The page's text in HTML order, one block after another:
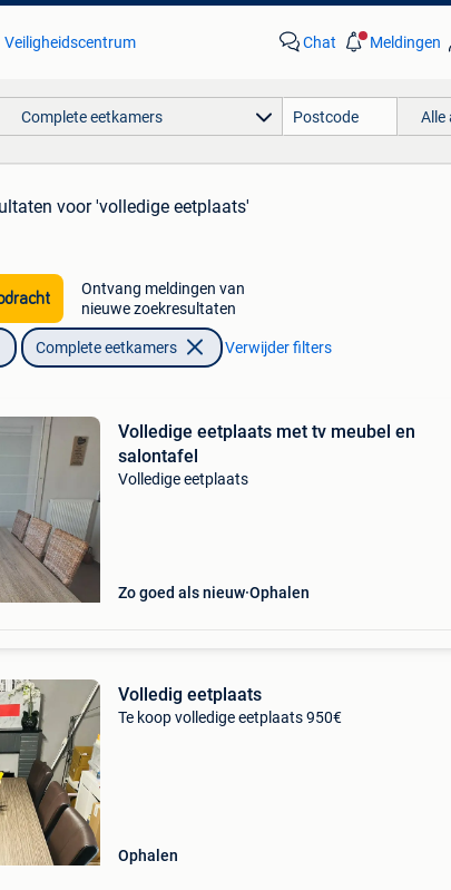
Veiligheidscentrum Chat Meldingen
Complete eetkamers Alle
voor 'volledige eetplaats'
Ontvang meldingen van
nieuwe zoekresultaten
Complete eetkamers Verwijder filters
Volledige eetplaats met tv meubel en
salontafel
Volledige eetplaats
Zo goed als nieuw Ophalen
Volledig eetplaats
Te koop volledige eetplaats 950€
Ophalen